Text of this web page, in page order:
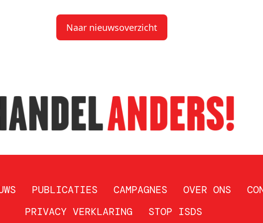
Naar nieuwsoverzicht
PUBLICATIES CAMPAGNES OVER ONS
PRIVACY VERKLARING
STOP ISDS